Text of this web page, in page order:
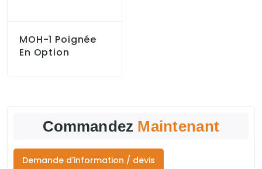
MOH-1 Poignée
En Option
Commandez Maintenant
Demande d'information / devis